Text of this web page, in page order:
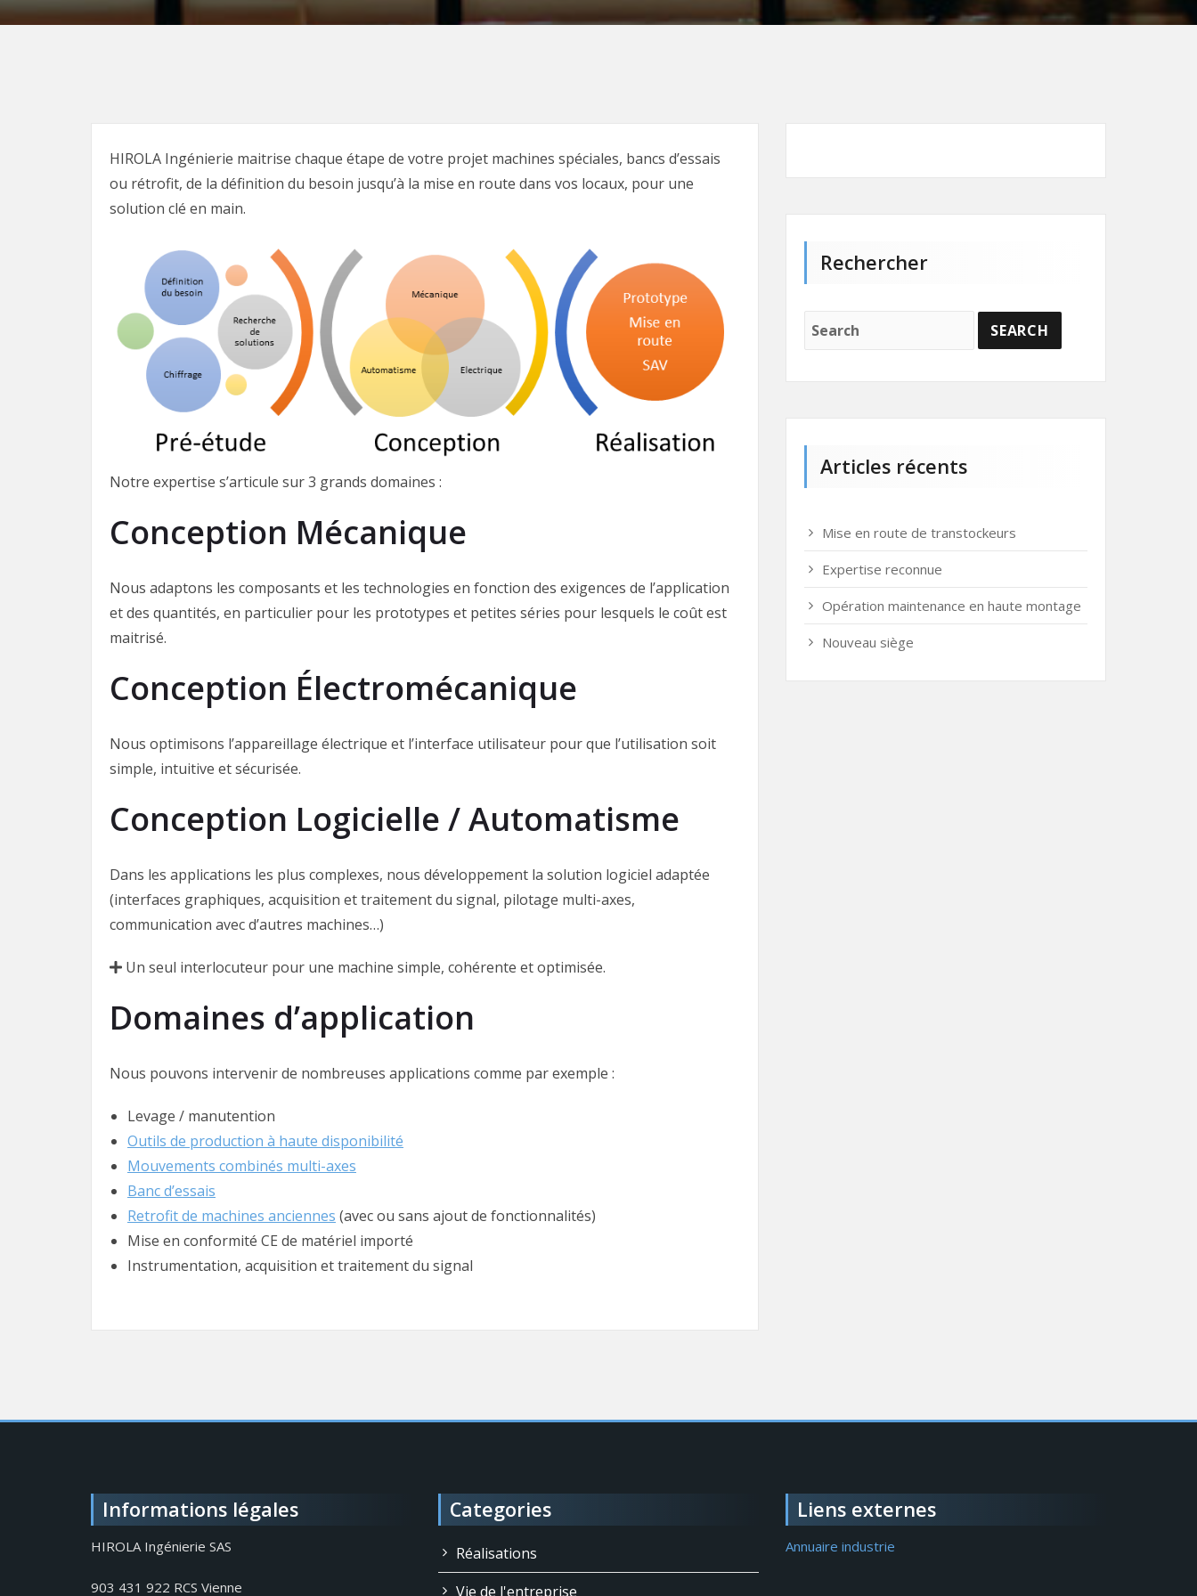
HIROLA Ingénierie maitrise chaque étape de votre projet machines spéciales, bancs d’essais
ou rétrofit, de la définition du besoin jusqu’à la mise en route dans vos locaux, pour une
solution clé en main.
Notre expertise s’articule sur 3 grands domaines :
Conception Mécanique
Nous adaptons les composants et les technologies en fonction des exigences de l’application
et des quantités, en particulier pour les prototypes et petites séries pour lesquels le coût est
maitrisé.
Conception Électromécanique
Nous optimisons l’appareillage électrique et l’interface utilisateur pour que l’utilisation soit
simple, intuitive et sécurisée.
Conception Logicielle / Automatisme
Dans les applications les plus complexes, nous développement la solution logiciel adaptée
(interfaces graphiques, acquisition et traitement du signal, pilotage multi-axes,
communication avec d’autres machines…)
Un seul interlocuteur pour une machine simple, cohérente et optimisée.
Domaines d’application
Nous pouvons intervenir de nombreuses applications comme par exemple :
Levage / manutention
Outils de production à haute disponibilité
Mouvements combinés multi-axes
Banc d’essais
Retrofit de machines anciennes (avec ou sans ajout de fonctionnalités)
Mise en conformité CE de matériel importé
Instrumentation, acquisition et traitement du signal
Rechercher
Articles récents
Mise en route de transtockeurs
Expertise reconnue
Opération maintenance en haute montage
Nouveau siège
Informations légales
HIROLA Ingénierie SAS
903 431 922 RCS Vienne
Categories
Réalisations
Vie de l'entreprise
Liens externes
Annuaire industrie